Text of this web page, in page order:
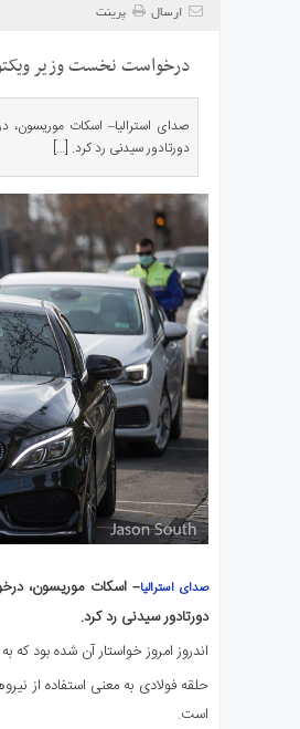
ارسال پرینت
درخواست نخست وزیر
صدای استرالیا– اسکات موریسون،
دورتادور سیدنی رد کرد. […]
صدای استرالیا– اسکات موریسون،
دورتادور سیدنی رد کرد.
اندروز امروز خواستار آن شده بود که
حلقه فولادی به معنی استفاده از
است.